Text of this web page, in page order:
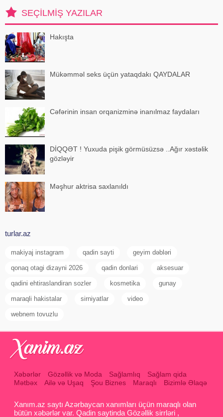
kardioloqların bildirdiyinə görə,
tərli halda qəfil çox soyuq otağ
SEÇILMIŞ YAZILAR
Hakışta
Mükəmməl seks üçün yataqdakı QAYDALAR
Cəfərinin insan orqanizminə inanılmaz faydaları
DİQQƏT ! Yuxuda pişik görmüsüzsə ..Ağır xəstəlik
gözləyir
Məşhur aktrisa saxlanıldı
turlar.az
makiyaj instagram qadin sayti geyim dəbləri
qonaq otagi dizayni 2026 qadin donlari aksesuar
qadini ehtiraslandiran sozler kosmetika gunay
maraqli hakistalar sirniyatlar video
webnem tovuzlu
Xəbərlər Gözəllik və Moda Sağlamlıq
Sağlam qida
Mətbəx
Ailə və Uşaq Şou Biznes Maraqlı Bizimlə Əlaqə
Xanım.az saytı Azərbaycan xanımları üçün maraqlı olan
bütün xəbərlər var. Qadin saytinda Gözəllik sirrləri ,